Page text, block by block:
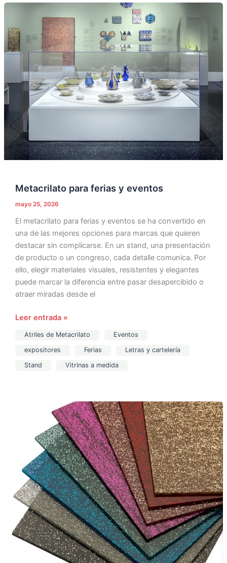
Metacrilato para ferias y eventos
mayo 25, 2026
El metacrilato para ferias y eventos se ha convertido en
una de las mejores opciones para marcas que quieren
destacar sin complicarse. En un stand, una presentación
de producto o un congreso, cada detalle comunica. Por
ello, elegir materiales visuales, resistentes y elegantes
puede marcar la diferencia entre pasar desapercibido o
atraer miradas desde el
Metacrilato
ferias
y
eventos
Leer entrada »
Atriles de Metacrilato
Eventos
expositores
Ferias
Letras y cartelería
Stand
Vitrinas a medida
metacrilato